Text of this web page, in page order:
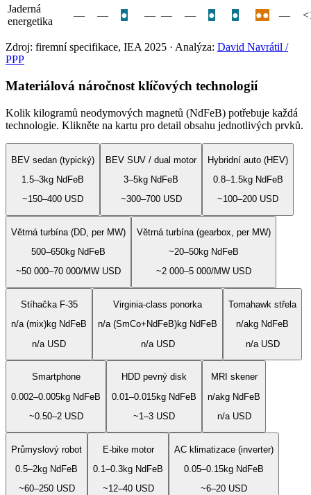
Jaderná
energetika
— — ● — — — ● ● ●● —
Zdroj: firemní specifikace, IEA 2025 · Analýza: David Navrátil /
PPP
Materiálová náročnost klíčových technologií
Kolik kilogramů neodymových magnetů (NdFeB) potřebuje každá
technologie. Klikněte na kartu pro detail obsahu jednotlivých prvků.
BEV sedan (typický)
1.5–3kg NdFeB
~150–400 USD
BEV SUV / dual motor
3–5kg NdFeB
~300–700USD
Hybridní auto (HEV)
0.8–1.5kg NdFeB
~100–200 USD
Větrná turbína (DD, per MW)
500–650kg NdFeB
~50 000–70 000/MW USD
Větrná turbína (gearbox, per MW)
~20–50kg NdFeB
~2 000–5 000/MW USD
Stíhačka F-35
n/a (mix)kg NdFeB
n/a USD
Virginia-class ponorka
n/a (SmCo+NdFeB)kg NdFeB
n/aUSD
Tomahawk střela
n/akg NdFeB
n/aUSD
Smartphone
0.002–0.005kg NdFeB
~0.50–2USD
HDD pevný disk
0.01–0.015kg NdFeB
~1–3 USD
MRI skener
n/akg NdFeB
n/aUSD
Průmyslový robot
0.5–2kg NdFeB
~60–250USD
E-bike motor
0.1–0.3kg NdFeB
~12–40USD
AC klimatizace (inverter)
0.05–0.15kg NdFeB
~6–20 USD